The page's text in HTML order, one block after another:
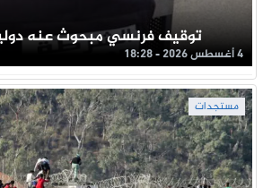
توقيف فرنسي مبحوث عنه
4 أغسطس 2026 - 18:28
مستجدات